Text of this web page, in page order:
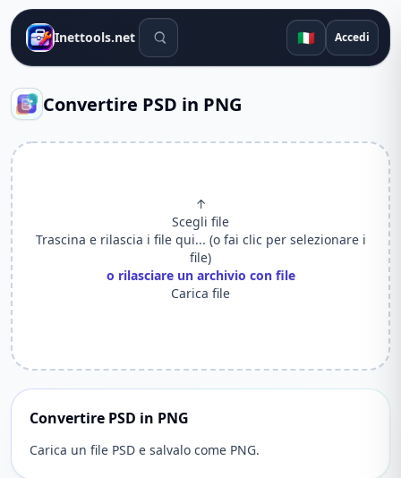
Inettools.net Strumenti di ricerca 🇮🇹 Accedi
Convertire PSD in PNG
↑
Scegli file
Trascina e rilascia i file qui... (o fai clic per selezionare i
file)
o rilasciare un archivio con file
Carica file
Convertire PSD in PNG
Carica un file PSD e salvalo come PNG.